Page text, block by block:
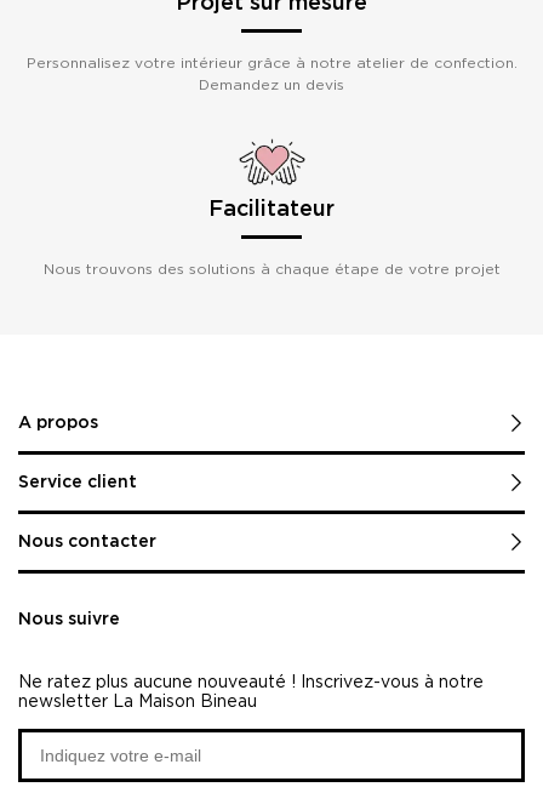
Personnalisez votre intérieur grâce à notre atelier de confection.
Demandez un devis
Facilitateur
Nous trouvons des solutions à chaque étape de votre projet
A propos
Service client
Nous contacter
Nous suivre
Ne ratez plus aucune nouveauté ! Inscrivez-vous à notre
newsletter La Maison Bineau